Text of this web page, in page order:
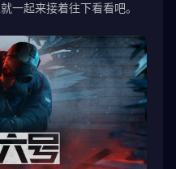
一起来接着往下看看吧。